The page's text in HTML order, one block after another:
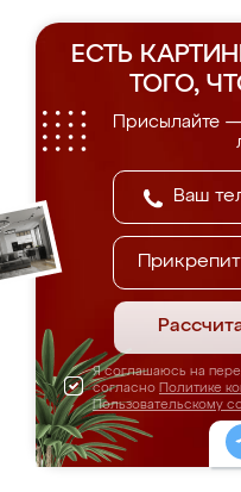
ЕСТЬ
ТОГО,
Присылайте
Я соглашаюсь на
согласно Политике
Пользовательскому